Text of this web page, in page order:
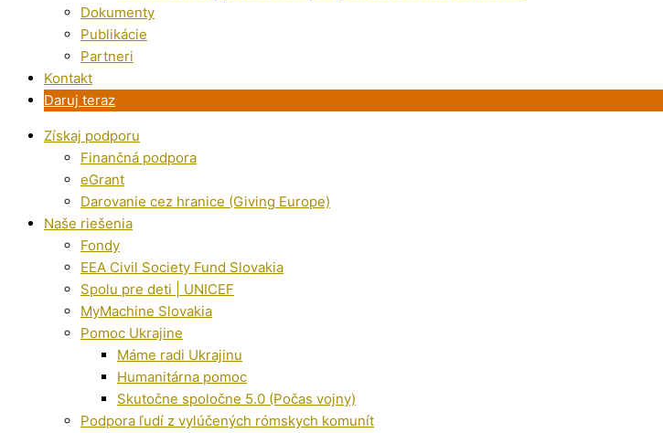
Dokumenty
Publikácie
Partneri
Kontakt
Daruj teraz
Získaj podporu
Finančná podpora
eGrant
Darovanie cez hranice (Giving Europe)
Naše riešenia
Fondy
EEA Civil Society Fund Slovakia
Spolu pre deti | UNICEF
MyMachine Slovakia
Pomoc Ukrajine
Máme radi Ukrajinu
Humanitárna pomoc
Skutočne spoločne 5.0 (Počas vojny)
Podpora ľudí z vylúčených rómskych komunít